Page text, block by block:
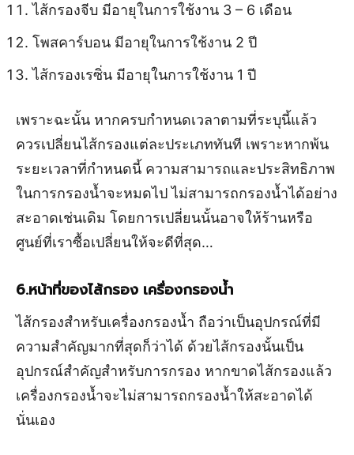
ไส้กรองจีบ มีอายุในการใช้งาน 3 – 6 เดือน
โพสคาร์บอน มีอายุในการใช้งาน 2 ปี
ไส้กรองเรซิ่น มีอายุในการใช้งาน 1 ปี
เพราะฉะนั้น หากครบกำหนดเวลาตามที่ระบุนี้แล้ว
ควรเปลี่ยนไส้กรองแต่ละประเภททันที เพราะหากพ้น
ระยะเวลาที่กำหนดนี้ ความสามารถและประสิทธิภาพ
ในการกรองน้ำจะหมดไป ไม่สามารถกรองน้ำได้อย่าง
สะอาดเช่นเดิม โดยการเปลี่ยนนั้นอาจให้ร้านหรือ
ศูนย์ที่เราซื้อเปลี่ยนให้จะดีที่สุด…
6.หน้าที่ของไส้กรอง เครื่องกรองน้ำ
ไส้กรองสำหรับเครื่องกรองน้ำ ถือว่าเป็นอุปกรณ์ที่มี
ความสำคัญมากที่สุดก็ว่าได้ ด้วยไส้กรองนั้นเป็น
อุปกรณ์สำคัญสำหรับการกรอง หากขาดไส้กรองแล้ว
เครื่องกรองน้ำจะไม่สามารถกรองน้ำให้สะอาดได้
นั่นเอง